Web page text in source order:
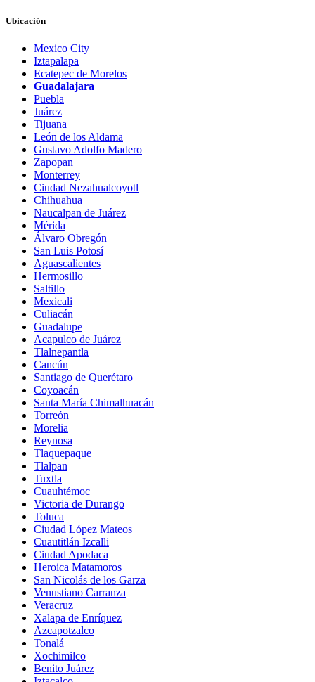
Ubicación
Mexico City
Iztapalapa
Ecatepec de Morelos
Guadalajara
Puebla
Juárez
Tijuana
León de los Aldama
Gustavo Adolfo Madero
Zapopan
Monterrey
Ciudad Nezahualcoyotl
Chihuahua
Naucalpan de Juárez
Mérida
Álvaro Obregón
San Luis Potosí
Aguascalientes
Hermosillo
Saltillo
Mexicali
Culiacán
Guadalupe
Acapulco de Juárez
Tlalnepantla
Cancún
Santiago de Querétaro
Coyoacán
Santa María Chimalhuacán
Torreón
Morelia
Reynosa
Tlaquepaque
Tlalpan
Tuxtla
Cuauhtémoc
Victoria de Durango
Toluca
Ciudad López Mateos
Cuautitlán Izcalli
Ciudad Apodaca
Heroica Matamoros
San Nicolás de los Garza
Venustiano Carranza
Veracruz
Xalapa de Enríquez
Azcapotzalco
Tonalá
Xochimilco
Benito Juárez